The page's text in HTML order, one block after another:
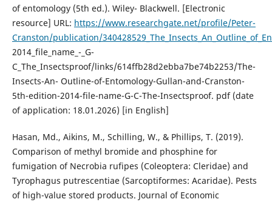
of entomology (5th ed.). Wiley- Blackwell. [Electronic
resource] URL: https://www.researchgate.net/profile/Peter-
Cranston/publication/
2014_file_name_-_G-
C_The_Insectsproof/links/614ffb28d2ebba7be74b2253/The-
Insects-An- Outline-of-Entomology-Gullan-and-Cranston-
5th-edition-2014-file-name-G-C-The-Insectsproof. pdf (date
of application: 18.01.2026) [in English]
Hasan, Md., Aikins, M., Schilling, W., & Phillips, T. (2019).
Comparison of methyl bromide and phosphine for
fumigation of Necrobia rufipes (Coleoptera: Cleridae) and
Tyrophagus putrescentiae (Sarcoptiformes: Acaridae). Pests
of high-value stored products. Journal of Economic